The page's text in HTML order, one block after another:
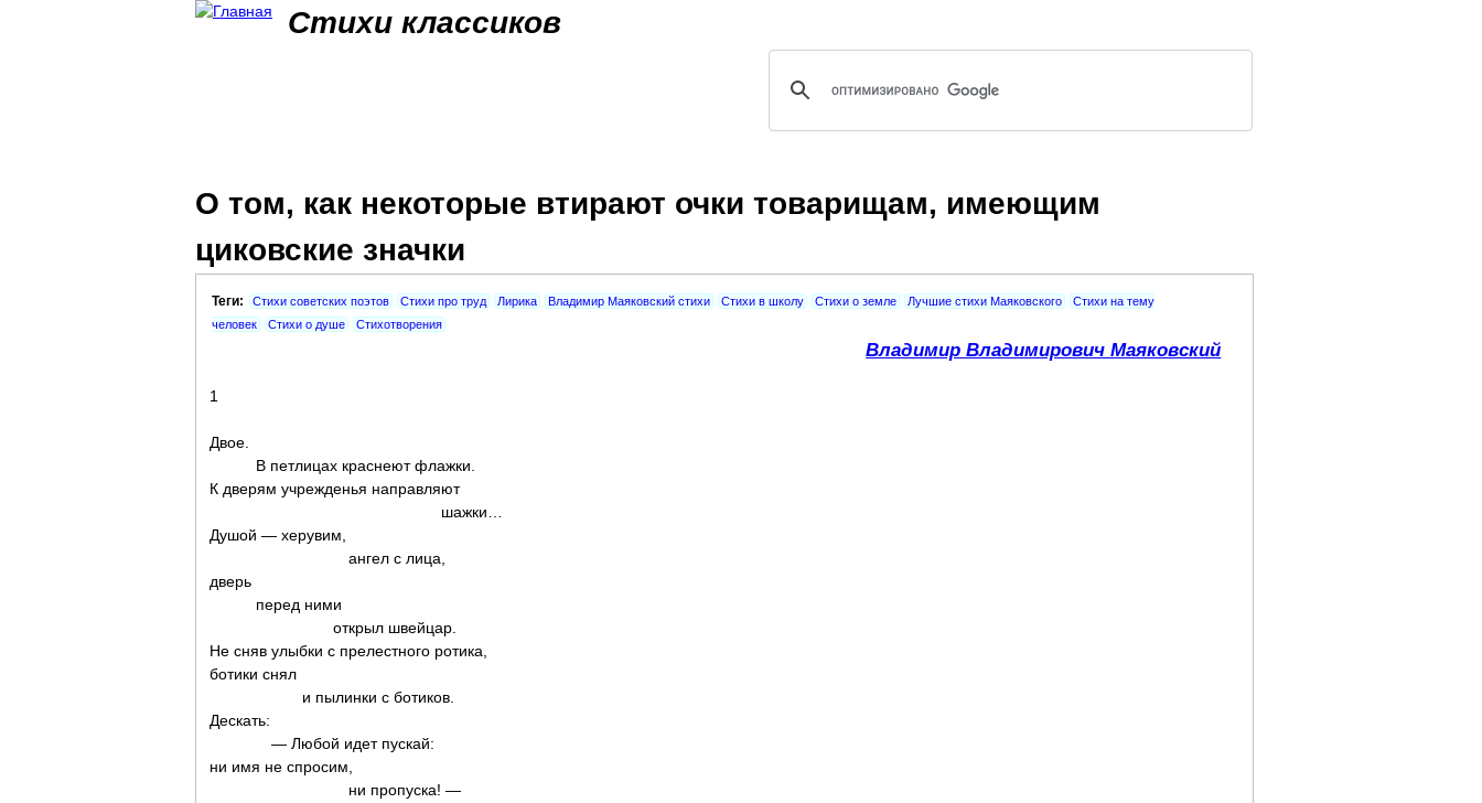
Стихи классиков
О том, как некоторые втирают очки товарищам, имеющим
циковские значки
Теги: Стихи советских поэтов Стихи про труд Лирика Владимир Маяковский стихи Стихи в школу Стихи о земле Лучшие стихи Маяковского
Стихи на тему
человек
Стихи о душе Стихотворения
Владимир Владимирович Маяковский
1
Двое.
В петлицах краснеют флажки.
К дверям учрежденья направляют
шажки…
Душой — херувим,
ангел с лица,
дверь
перед ними
открыл швейцар.
Не сняв улыбки с прелестного ротика,
ботики снял
и пылинки с ботиков.
Дескать:
— Любой идет пускай:
ни имя не спросим,
ни пропуска! —